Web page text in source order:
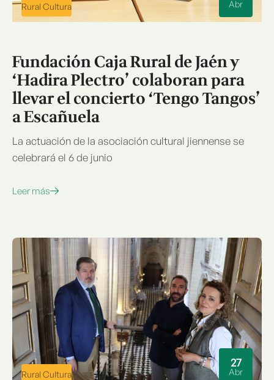
Rural Cultura Abr
Fundación Caja Rural de Jaén y
‘Hadira Plectro’ colaboran para
llevar el concierto ‘Tengo Tangos’
a Escañuela
La actuación de la asociación cultural jiennense se
celebrará el 6 de junio
Leer más
Rural Cultura
27
Abr